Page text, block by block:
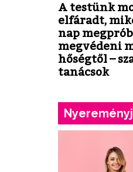
A testünk
elfáradt,
nap
megvédeni
hőségtől –
tanácsok